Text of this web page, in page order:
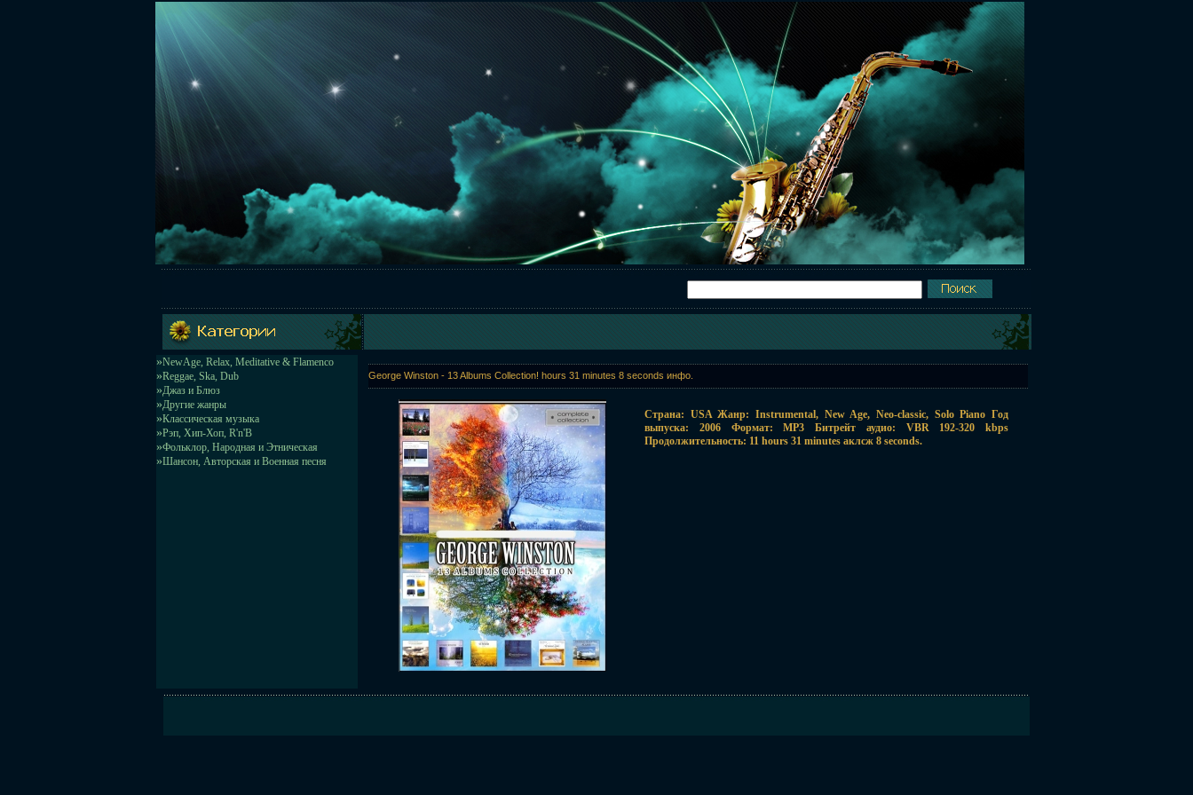
»NewAge, Relax, Meditative & Flamenco
»Reggae, Ska, Dub
»Джаз и Блюз
»Другие жанры
»Классическая музыка
»Рэп, Хип-Хоп, R'n'B
»Фольклор, Народная и Этническая
»Шансон, Авторская и Военная песня
George Winston - 13 Albums Collection! hours 31 minutes 8 seconds инфо.
Страна: USA Жанр: Instrumental, New Age, Neo-classic, Solo Piano Год
выпуска: 2006 Формат: MP3 Битрейт аудио: VBR 192-320 kbps
Продолжительность: 11 hours 31 minutes аклсж 8 seconds.